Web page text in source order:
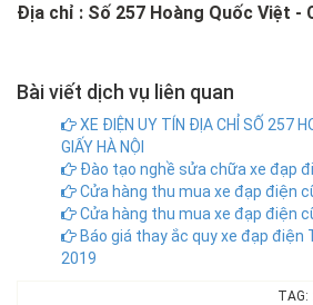
Địa chỉ : Số 257 Hoàng Quốc Việt -
Bài viết dịch vụ liên quan
XE ĐIỆN UY TÍN ĐỊA CHỈ SỐ 257
GIẤY HÀ NỘI
Đào tạo nghề sửa chữa xe đạp
Cửa hàng thu mua xe đạp điện
Cửa hàng thu mua xe đạp điện
Báo giá thay ắc quy xe đạp điện
2019
TAG: